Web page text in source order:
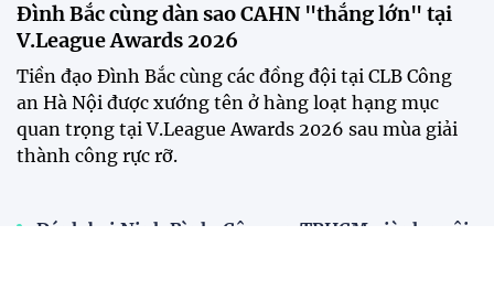
Đình Bắc cùng dàn sao CAHN "thắng lớn" tại
V.League Awards 2026
Tiền đạo Đình Bắc cùng các đồng đội tại CLB Công
an Hà Nội được xướng tên ở hàng loạt hạng mục
quan trọng tại V.League Awards 2026 sau mùa giải
thành công rực rỡ.
Đánh bại Ninh Bình, Công an TPHCM giành ngôi